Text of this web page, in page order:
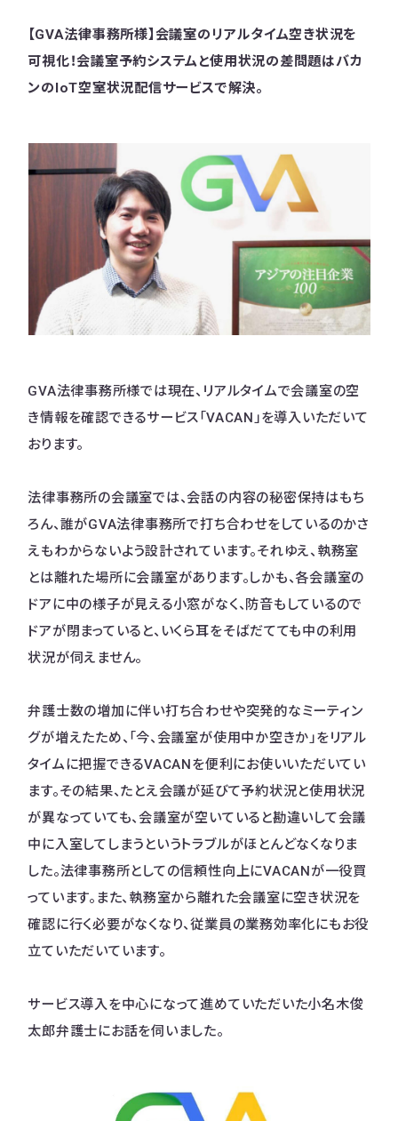
【GVA法律事務所様】会議室のリアルタイム空き状況を
可視化！会議室予約システムと使用状況の差問題はバカ
ンのIoT空室状況配信サービスで解決。
GVA法律事務所様では現在、リアルタイムで会議室の空
き情報を確認できるサービス「VACAN」を導入いただいて
おります。
法律事務所の会議室では、会話の内容の秘密保持はもち
ろん、誰がGVA法律事務所で打ち合わせをしているのかさ
えもわからないよう設計されています。それゆえ、執務室
とは離れた場所に会議室があります。しかも、各会議室の
ドアに中の様子が見える小窓がなく、防音もしているので
ドアが閉まっていると、いくら耳をそばだてても中の利用
状況が伺えません。
弁護士数の増加に伴い打ち合わせや突発的なミーティン
グが増えたため、「今、会議室が使用中か空きか」をリアル
タイムに把握できるVACANを便利にお使いいただいてい
ます。その結果、たとえ会議が延びて予約状況と使用状況
が異なっていても、会議室が空いていると勘違いして会議
中に入室してしまうというトラブルがほとんどなくなりま
した。法律事務所としての信頼性向上にVACANが一役買
っています。また、執務室から離れた会議室に空き状況を
確認に行く必要がなくなり、従業員の業務効率化にもお役
立ていただいています。
サービス導入を中心になって進めていただいた小名木俊
太郎弁護士にお話を伺いました。